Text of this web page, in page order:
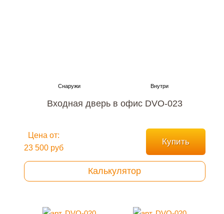
Входная дверь в офис DVO-023
Цена от:
23 500 руб
Купить
Калькулятор